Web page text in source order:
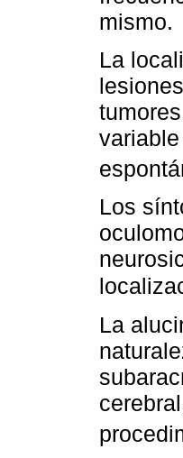
mismo.
La
Los
La